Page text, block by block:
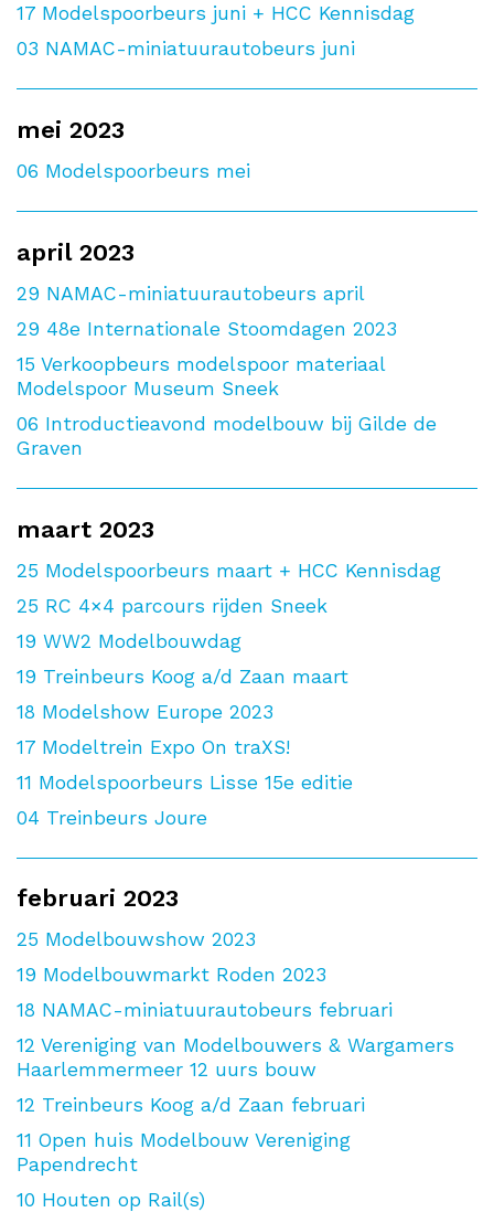
17 Modelspoorbeurs juni + HCC Kennisdag
03 NAMAC-miniatuurautobeurs juni
mei 2023
06 Modelspoorbeurs mei
april 2023
29 NAMAC-miniatuurautobeurs april
29 48e Internationale Stoomdagen 2023
15 Verkoopbeurs modelspoor materiaal
Modelspoor Museum Sneek
06 Introductieavond modelbouw bij Gilde de
Graven
maart 2023
25 Modelspoorbeurs maart + HCC Kennisdag
25 RC 4×4 parcours rijden Sneek
19 WW2 Modelbouwdag
19 Treinbeurs Koog a/d Zaan maart
18 Modelshow Europe 2023
17 Modeltrein Expo On traXS!
11 Modelspoorbeurs Lisse 15e editie
04 Treinbeurs Joure
februari 2023
25 Modelbouwshow 2023
19 Modelbouwmarkt Roden 2023
18 NAMAC-miniatuurautobeurs februari
12 Vereniging van Modelbouwers & Wargamers
Haarlemmermeer 12 uurs bouw
12 Treinbeurs Koog a/d Zaan februari
11 Open huis Modelbouw Vereniging
Papendrecht
10 Houten op Rail(s)